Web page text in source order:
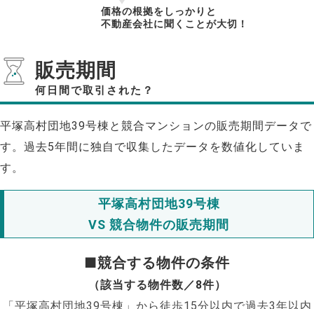
価格の根拠をしっかりと
不動産会社に聞くことが大切！
販売期間
何日間で取引された？
平塚高村団地39号棟と競合マンションの販売期間データで
す。過去5年間に独自で収集したデータを数値化していま
す。
平塚高村団地39号棟
VS 競合物件の販売期間
■競合する物件の条件
（該当する物件数／8件）
「平塚高村団地39号棟」から徒歩15分以内で過去3年以内